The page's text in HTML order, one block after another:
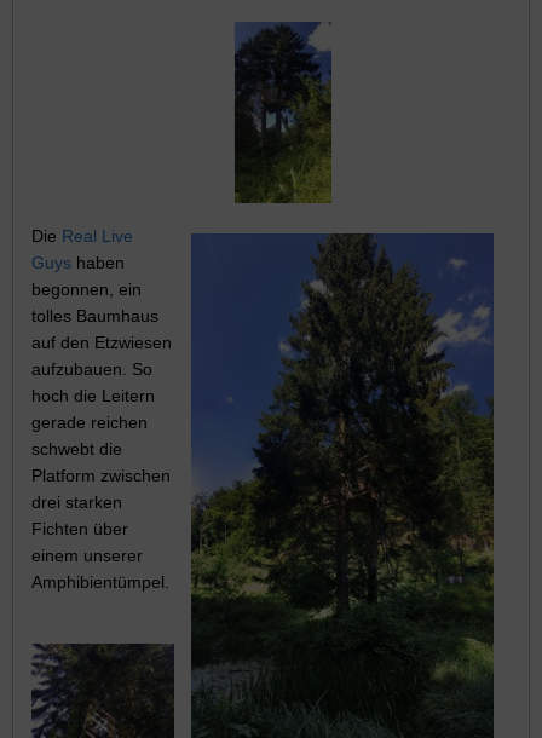
Die Real Live
Guys haben
begonnen, ein
tolles Baumhaus
auf den Etzwiesen
aufzubauen. So
hoch die Leitern
gerade reichen
schwebt die
Platform zwischen
drei starken
Fichten über
einem unserer
Amphibientümpel.